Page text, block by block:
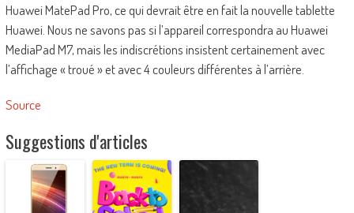
Huawei MatePad Pro, ce qui devrait être en fait la nouvelle tablette
Huawei. Nous ne savons pas si l’appareil correspondra au Huawei
MediaPad M7, mais les indiscrétions insistent certainement avec
l’affichage « troué » et avec 4 couleurs différentes à l’arrière.
Source
Suggestions d'articles